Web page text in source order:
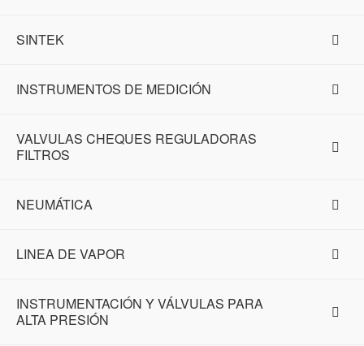
SINTEK
INSTRUMENTOS DE MEDICIÓN
VALVULAS CHEQUES REGULADORAS
FILTROS
NEUMÁTICA
LINEA DE VAPOR
INSTRUMENTACIÓN Y VÁLVULAS PARA
ALTA PRESIÓN